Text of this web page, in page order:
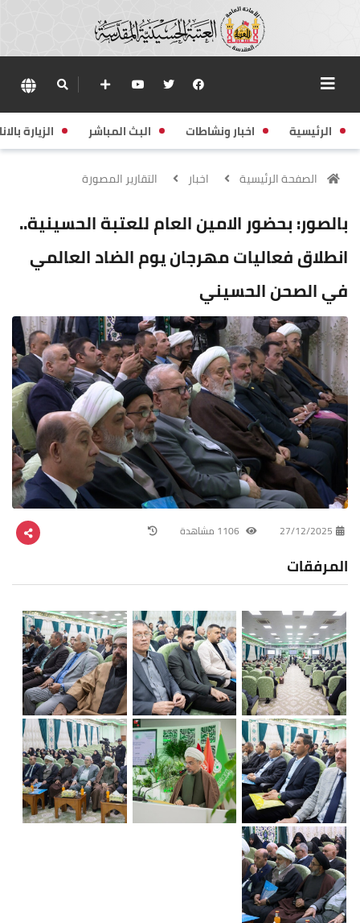
الرئيسية اخبار ونشاطات البث المباشر الزيارة
الصفحة الرئيسية اخبار التقارير المصورة
بالصور: بحضور الامين العام للعتبة الحسينية..
انطلاق فعاليات مهرجان يوم الضاد العالمي
في الصحن الحسيني
27/12/2025
المرفقات